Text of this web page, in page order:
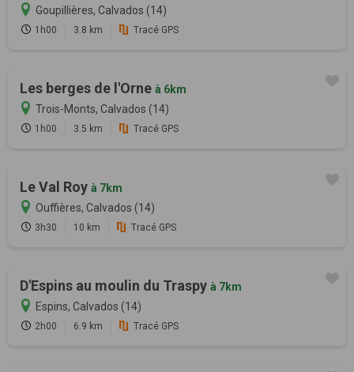
Goupillières, Calvados (14)
1h00 3.8 km Tracé GPS
Les berges de l'Orne à 6km
Trois-Monts, Calvados (14)
1h00 3.5 km Tracé GPS
Le Val Roy à 7km
Ouffières, Calvados (14)
3h30 10 km Tracé GPS
D'Espins au moulin du Traspy à 7km
Espins, Calvados (14)
2h00 6.9 km Tracé GPS